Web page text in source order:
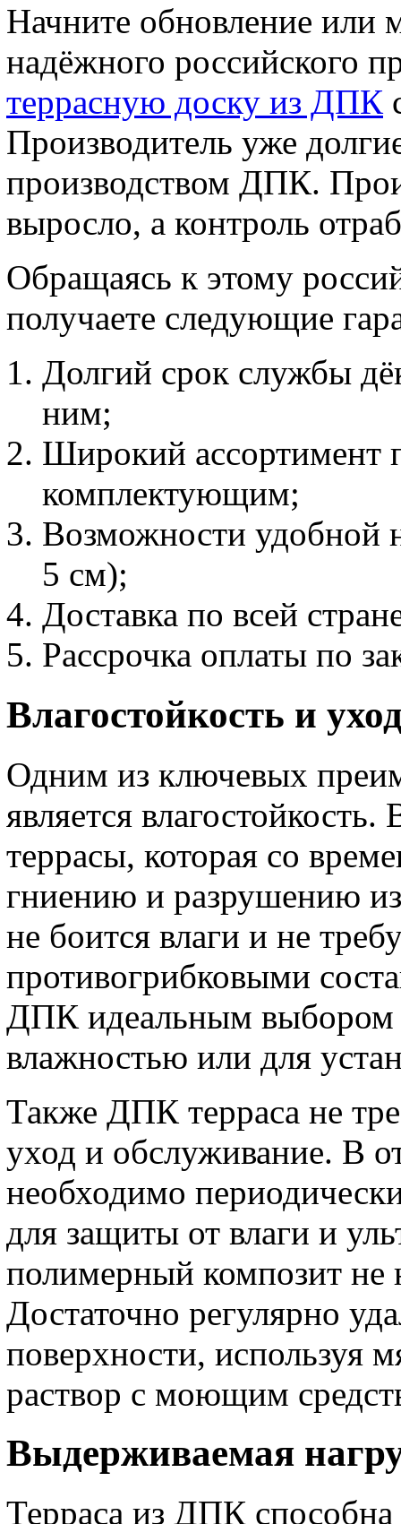
Начните обновление или
надёжного российского
террасную доску из ДПК
Производитель уже
производством ДПК.
выросло, а контроль
Обращаясь к этому
получаете следующие
Долгий срок службы
ним;
Широкий ассортимент
комплектующим;
Возможности удобной
5 см);
Доставка по всей
Рассрочка оплаты по
Влагостойкость и
Одним из ключевых
является
террасы, которая со
гниению и разрушению
не боится влаги и не
противогрибковыми
ДПК идеальным выбором
влажностью или для
Также ДПК терраса не
уход и обслуживание. В
необходимо
для защиты от влаги и
полимерный композит не
Достаточно регулярно
поверхности, используя
раствор с моющим
Выдерживаемая
Терраса из ДПК